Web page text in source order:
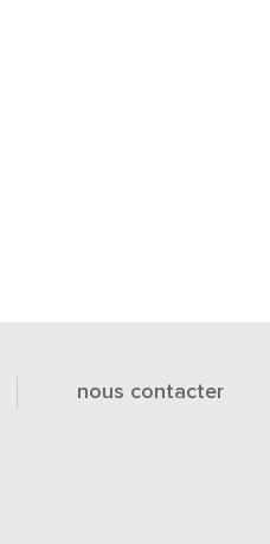
nous contacter